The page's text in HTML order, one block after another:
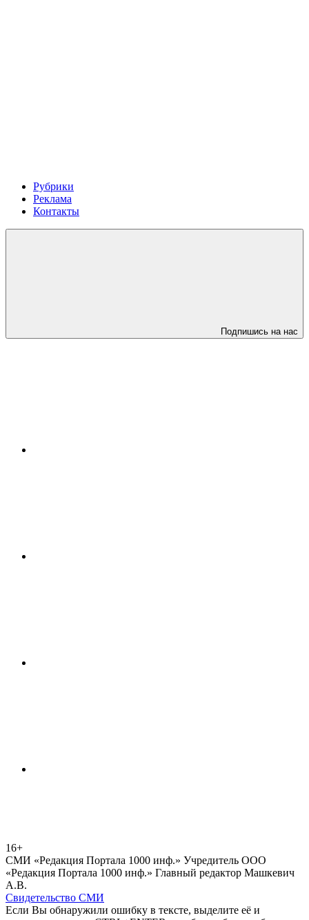
Рубрики
Реклама
Контакты
Подпишись на нас
16+
СМИ «Редакция Портала 1000 инф.» Учредитель ООО
«Редакция Портала 1000 инф.» Главный редактор Машкевич
А.В.
Свидетельство СМИ
Если Вы обнаружили ошибку в тексте, выделите её и